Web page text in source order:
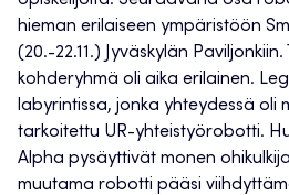
hieman erilaiseen ympäristöön
(20.-22.11.) Jyväskylän
kohderyhmä oli aika erilainen.
labyrintissa, jonka yhteydessä oli
tarkoitettu UR-yhteistyörobotti.
Alpha pysäyttivät monen
muutama robotti pääsi